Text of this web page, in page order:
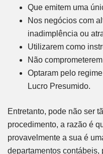
Que emitem uma
Nos negócios com
inadimplência ou
Utilizarem como
Não
Optaram pelo
Lucro Presumido.
Entretanto, pode não ser
procedimento, a razão é
provavelmente a sua é
departamentos contábeis,